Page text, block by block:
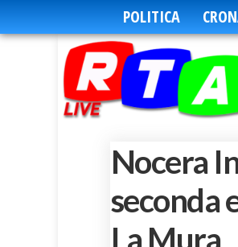
POLITICA
Nocera
seconda
La Mura